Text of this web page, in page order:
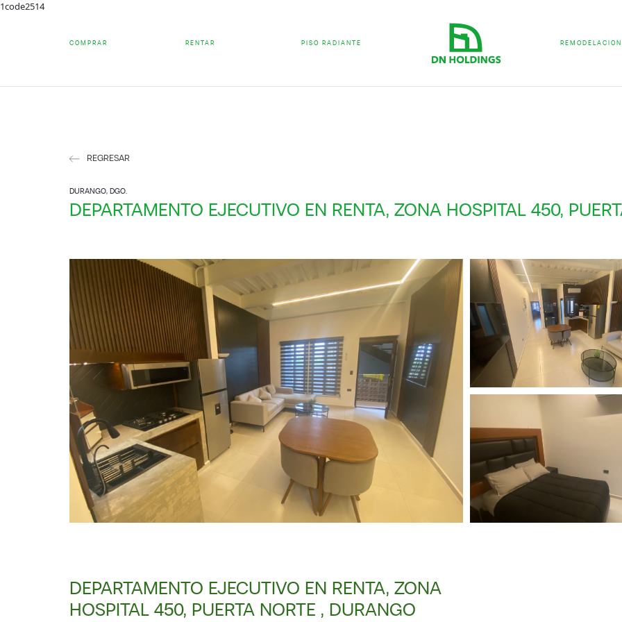
1code2514
COMPRAR RENTAR PISO RADIANTE
REGRESAR
DURANGO, DGO.
DEPARTAMENTO EJECUTIVO EN RENTA, ZONA HOSPITAL 450,
DEPARTAMENTO EJECUTIVO EN RENTA, ZONA
HOSPITAL 450, PUERTA NORTE , DURANGO